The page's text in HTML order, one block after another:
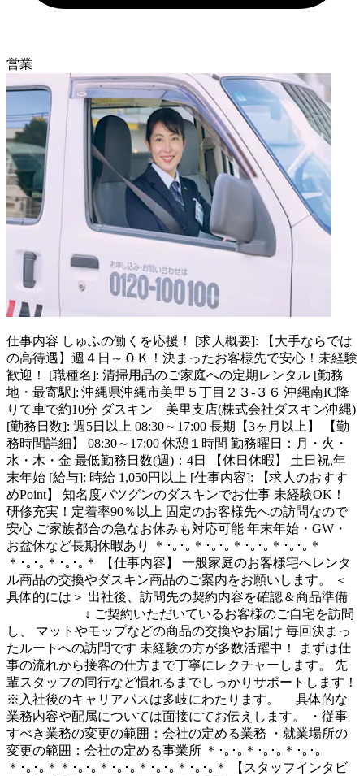
営業
仕事内容 しゅふの働くを応援！ [求人概要]: 【大手ならでは
の高待遇】週４日～ＯＫ！決まったお客様先で安心！未経験
歓迎！ [職種名]: 清掃用品のご家庭への定期レンタル [勤務
地・最寄駅]: 沖縄県沖縄市美里５丁目２３-３６ 沖縄南IC降
りて車で約10分 ダスキン 美里支店(株式会社ダスキン沖縄)
[勤務日数]: 週5日以上 08:30～17:00 長期【3ヶ月以上】 【勤
務時間詳細】 08:30～17:00 休憩１時間 勤務曜日：月・火・
水・木・金 最低勤務日数(週)：4日 【休日休暇】 土日祝,年
末年始 [給与]: 時給 1,050円以上 [仕事内容]: 【求人のおすす
めPoint】 知名度バツグンのダスキンでお仕事 未経験OK！
研修充実！定着率90％以上 固定のお客様先への訪問なので
安心 ご家族都合の急なお休みも対応可能 年末年始・GW・
お盆休など長期休暇あり ＊･｡･｡＊･｡･｡＊･｡･｡＊･｡･｡＊
＊･｡･｡＊･｡･｡＊ 【仕事内容】 一般家庭のお客様宅へレンタ
ル商品の交換やダスキン商品のご案内をお願いします。 ＜
具体的には＞ 出社後、訪問先の契約内容を確認＆商品準備
↓ ご契約いただいているお客様のご自宅を訪問
し、 マットやモップなどの商品の交換やお届け 毎回決まっ
たルートへの訪問です 未経験の方が多数活躍中！ まずは仕
事の流れから接客の仕方まで丁寧にレクチャーします。 先
輩スタッフの同行など慣れるまでしっかりサポートします！
※入社後のキャリアパスは多岐にわたります。 具体的な
業務内容や配属については面接にてお伝えします。 ・従事
すべき業務の変更の範囲：会社の定める業務 ・就業場所の
変更の範囲：会社の定める事業所 ＊･｡･｡＊･｡･｡＊･｡･｡
＊･｡･｡＊＊･｡･｡＊･｡･｡＊･｡･｡＊･｡･｡＊ 【スタッフインタビ